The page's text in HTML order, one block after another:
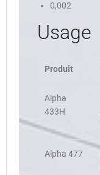
0,002
Usage
Produit
Alpha
433H
Alpha 477